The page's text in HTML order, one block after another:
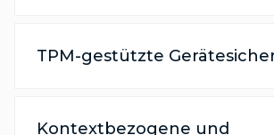
TPM-gestützte
Kontextbezogene und